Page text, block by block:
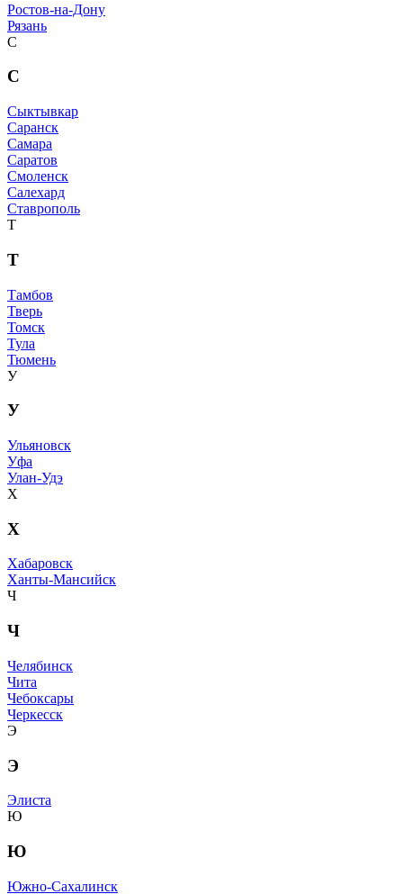
Ростов-на-Дону
Рязань
С
С
Сыктывкар
Саранск
Самара
Саратов
Смоленск
Салехард
Ставрополь
Т
Т
Тамбов
Тверь
Томск
Тула
Тюмень
У
У
Ульяновск
Уфа
Улан-Удэ
Х
Х
Хабаровск
Ханты-Мансийск
Ч
Ч
Челябинск
Чита
Чебоксары
Черкесск
Э
Э
Элиста
Ю
Ю
Южно-Сахалинск